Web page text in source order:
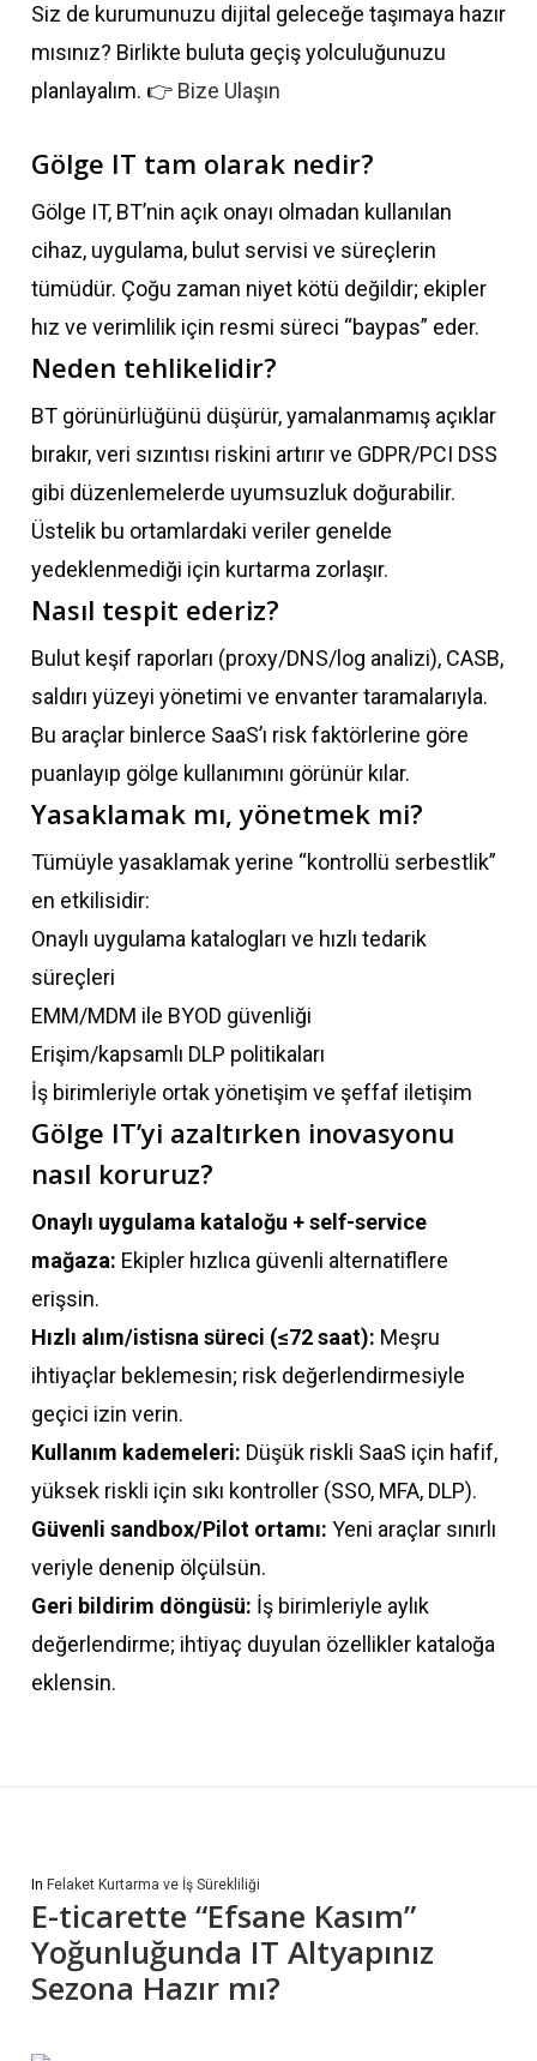
Siz de kurumunuzu dijital geleceğe taşımaya hazır
mısınız? Birlikte buluta geçiş yolculuğunuzu
planlayalım. 👉 Bize Ulaşın
Gölge IT tam olarak nedir?
Gölge IT, BT’nin açık onayı olmadan kullanılan
cihaz, uygulama, bulut servisi ve süreçlerin
tümüdür. Çoğu zaman niyet kötü değildir; ekipler
hız ve verimlilik için resmi süreci “baypas” eder.
Neden tehlikelidir?
BT görünürlüğünü düşürür, yamalanmamış açıklar
bırakır, veri sızıntısı riskini artırır ve GDPR/PCI DSS
gibi düzenlemelerde uyumsuzluk doğurabilir.
Üstelik bu ortamlardaki veriler genelde
yedeklenmediği için kurtarma zorlaşır.
Nasıl tespit ederiz?
Bulut keşif raporları (proxy/DNS/log analizi), CASB,
saldırı yüzeyi yönetimi ve envanter taramalarıyla.
Bu araçlar binlerce SaaS’ı risk faktörlerine göre
puanlayıp gölge kullanımını görünür kılar.
Yasaklamak mı, yönetmek mi?
Tümüyle yasaklamak yerine “kontrollü serbestlik”
en etkilisidir:
Onaylı uygulama katalogları ve hızlı tedarik
süreçleri
EMM/MDM ile BYOD güvenliği
Erişim/kapsamlı DLP politikaları
İş birimleriyle ortak yönetişim ve şeffaf iletişim
Gölge IT’yi azaltırken inovasyonu
nasıl koruruz?
Onaylı uygulama kataloğu + self-service
mağaza: Ekipler hızlıca güvenli alternatiflere
erişsin.
Hızlı alım/istisna süreci (≤72 saat): Meşru
ihtiyaçlar beklemesin; risk değerlendirmesiyle
geçici izin verin.
Kullanım kademeleri: Düşük riskli SaaS için hafif,
yüksek riskli için sıkı kontroller (SSO, MFA, DLP).
Güvenli sandbox/Pilot ortamı: Yeni araçlar sınırlı
veriyle denenip ölçülsün.
Geri bildirim döngüsü: İş birimleriyle aylık
değerlendirme; ihtiyaç duyulan özellikler kataloğa
eklensin.
In Felaket Kurtarma ve İş Sürekliliği
E-ticarette “Efsane Kasım”
Yoğunluğunda IT Altyapınız
Sezona Hazır mı?